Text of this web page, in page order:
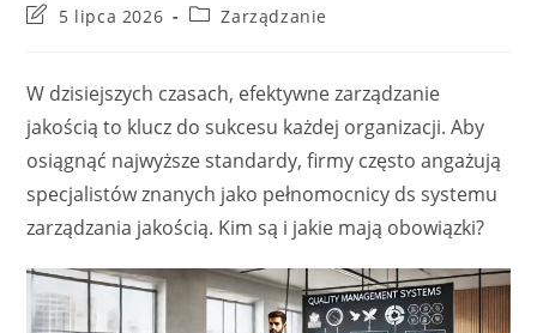
Post5 lipca 2026
PostZarządzanie
W dzisiejszych czasach, efektywne zarządzanie
jakością to klucz do sukcesu każdej organizacji. Aby
osiągnąć najwyższe standardy, firmy często angażują
specjalistów znanych jako pełnomocnicy ds systemu
zarządzania jakością. Kim są i jakie mają obowiązki?